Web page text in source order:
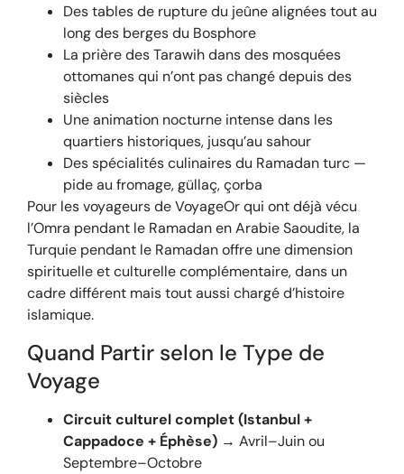
Des tables de rupture du jeûne alignées tout au
long des berges du Bosphore
La prière des Tarawih dans des mosquées
ottomanes qui n’ont pas changé depuis des
siècles
Une animation nocturne intense dans les
quartiers historiques, jusqu’au sahour
Des spécialités culinaires du Ramadan turc —
pide au fromage, güllaç, çorba
Pour les voyageurs de VoyageOr qui ont déjà vécu
l’Omra pendant le Ramadan en Arabie Saoudite, la
Turquie pendant le Ramadan offre une dimension
spirituelle et culturelle complémentaire, dans un
cadre différent mais tout aussi chargé d’histoire
islamique.
Quand Partir selon le Type de
Voyage
Circuit culturel complet (Istanbul +
Cappadoce + Éphèse) → Avril–Juin ou
Septembre–Octobre